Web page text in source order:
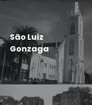
São Luiz
Gonzaga